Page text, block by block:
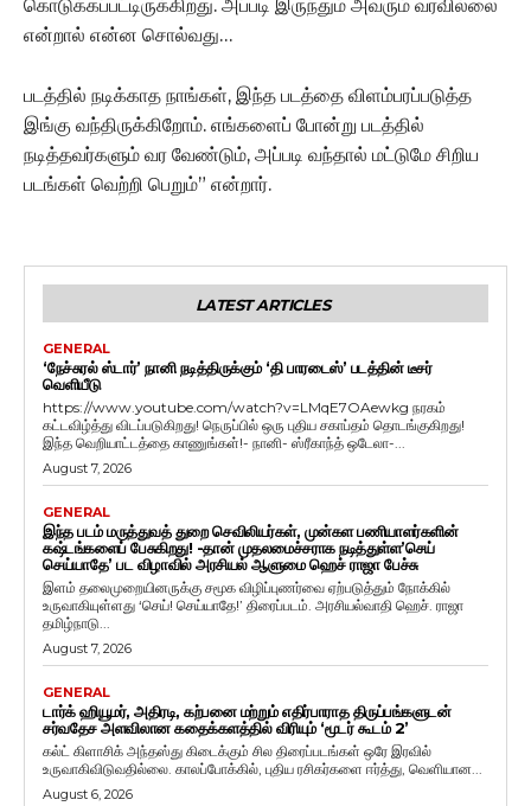
கொடுக்கப்பட்டிருக்கிறது. அப்படி இருந்தும் அவரும் வரவில்லை
என்றால் என்ன சொல்வது…
படத்தில் நடிக்காத நாங்கள், இந்த படத்தை விளம்பரப்படுத்த
இங்கு வந்திருக்கிறோம். எங்களைப் போன்று படத்தில்
நடித்தவர்களும் வர வேண்டும், அப்படி வந்தால் மட்டுமே சிறிய
படங்கள் வெற்றி பெறும்” என்றார்.
LATEST ARTICLES
GENERAL
‘நேச்சுரல் ஸ்டார்’ நானி நடித்திருக்கும் ‘தி பாரடைஸ்’ படத்தின் டீசர்
வெளியீடு
https://www.youtube.com/watch?v=LMqE7OAewkg நரகம்
கட்டவிழ்த்து விடப்படுகிறது! நெருப்பில் ஒரு புதிய சகாப்தம் தொடங்குகிறது!
இந்த வெறியாட்டத்தை காணுங்கள்!- நானி- ஸ்ரீகாந்த் ஒடேலா-...
August 7, 2026
GENERAL
இந்த படம் மருத்துவத் துறை செவிலியர்கள், முன்கள பணியாளர்களின்
கஷ்டங்களைப் பேசுகிறது! -தான் முதலமைச்சராக நடித்துள்ள’செய்
செய்யாதே’ பட விழாவில் அரசியல் ஆளுமை ஹெச் ராஜா பேச்சு
இளம் தலைமுறையினருக்கு சமூக விழிப்புணர்வை ஏற்படுத்தும் நோக்கில்
உருவாகியுள்ளது ‘செய்! செய்யாதே!’ திரைப்படம். அரசியல்வாதி ஹெச். ராஜா
தமிழ்நாடு...
August 7, 2026
GENERAL
டார்க் ஹியூமர், அதிரடி, கற்பனை மற்றும் எதிர்பாராத திருப்பங்களுடன்
சர்வதேச அளவிலான கதைக்களத்தில் விரியும் ‘மூடர் கூடம் 2’
கல்ட் கிளாசிக் அந்தஸ்து கிடைக்கும் சில திரைப்படங்கள் ஒரே இரவில்
உருவாகிவிடுவதில்லை. காலப்போக்கில், புதிய ரசிகர்களை ஈர்த்து, வெளியான...
August 6, 2026